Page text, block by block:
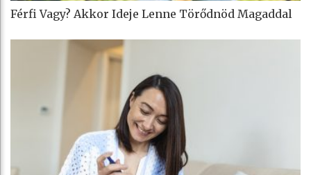
Férfi Vagy? Akkor Ideje Lenne Törődnöd Magaddal